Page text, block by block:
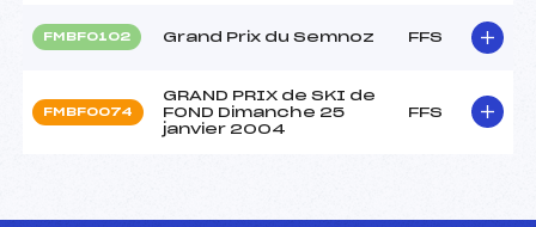
FMBF0102 Grand Prix du Semnoz FFS
FMBF0074
GRAND PRIX de SKI de
FOND Dimanche 25
janvier 2004
FFS